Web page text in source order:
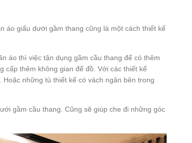
áo giấu dưới gầm thang cũng là một cách thiết kế
áo thì việc tận dụng gầm cầu thang để có thêm
cấp thêm không gian để đồ. Với các thiết kế
những tủ thiết kế có vách ngăn bên trong
gầm cầu thang. Cũng sẽ giúp che đi những góc